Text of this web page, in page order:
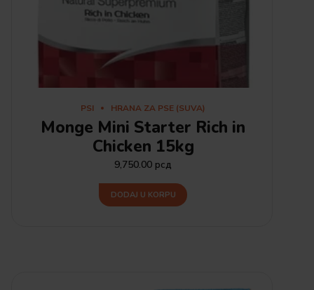
PSI HRANA ZA PSE (SUVA)
Monge Mini Starter Rich in
Chicken 15kg
9,750.00 рсд
DODAJ U KORPU